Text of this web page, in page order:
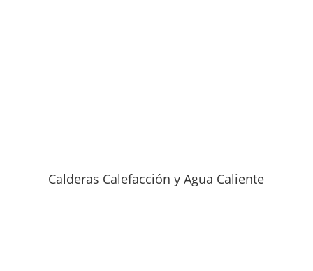
Calderas Calefacción y Agua Caliente